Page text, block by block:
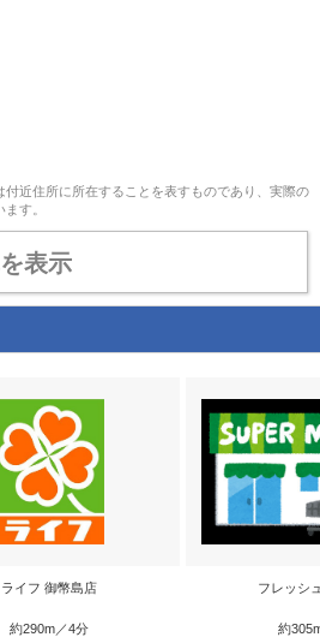
近住所に所在することを表すものであり、実際の
す。
表示
ライフ 御幣島店
約290m／4分
フレッシ
約